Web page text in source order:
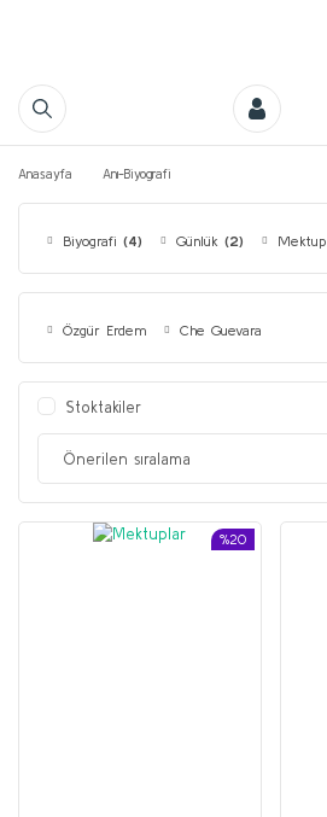
Anasayfa Anı-Biyografi
Biyografi (4) Günlük (2) Mektup
Özgür Erdem Che Guevara
Stoktakiler
%20